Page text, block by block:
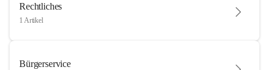
Rechtliches
1 Artikel
Bürgerservice